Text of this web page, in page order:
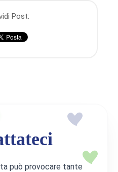
Post:
può provocare tante